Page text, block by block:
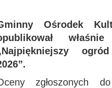
Ośrodek
zgłoszonych